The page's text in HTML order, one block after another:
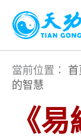
主
當前位置： 首
的智慧
《